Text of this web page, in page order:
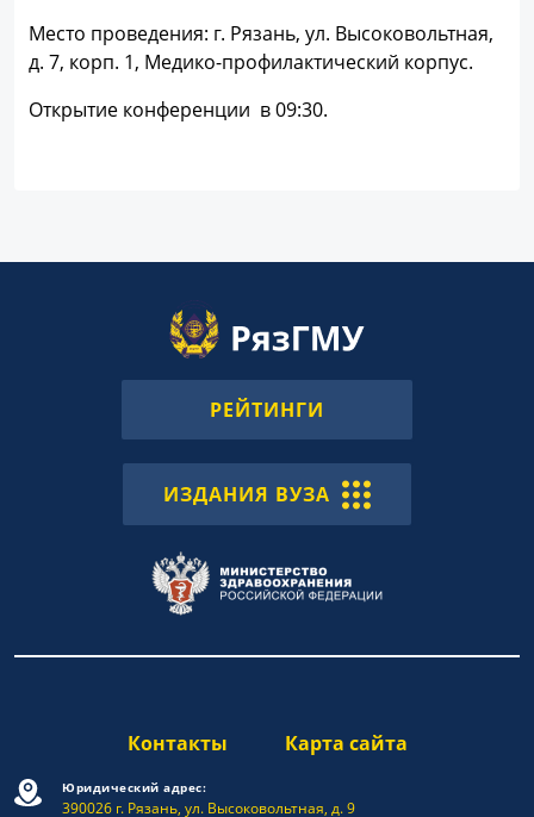
Место проведения: г. Рязань, ул. Высоковольтная,
д. 7, корп. 1, Медико-профилактический корпус.
Открытие конференции в 09:30.
РЕЙТИНГИ
ИЗДАНИЯ ВУЗА
Контакты Карта сайта
Юридический адрес:
390026 г. Рязань, ул. Высоковольтная, д. 9